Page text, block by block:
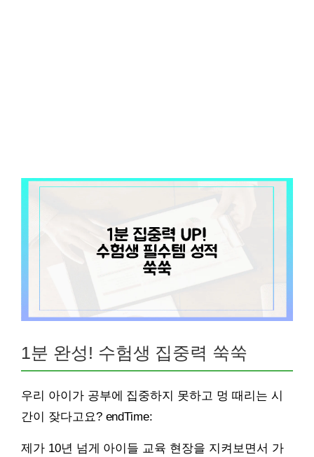
1분 완성! 수험생 집중력 쑥쑥
우리 아이가 공부에 집중하지 못하고 멍 때리는 시
간이 잦다고요? endTime:
제가 10년 넘게 아이들 교육 현장을 지켜보면서 가